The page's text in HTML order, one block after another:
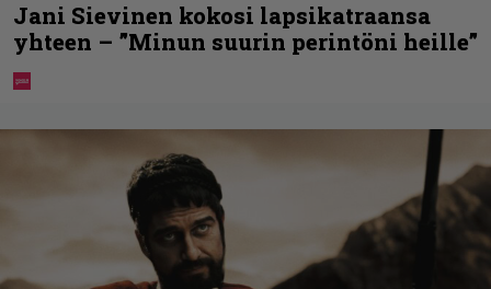
Jani Sievinen kokosi lapsikatraansa
yhteen – ”Minun suurin perintöni heille”